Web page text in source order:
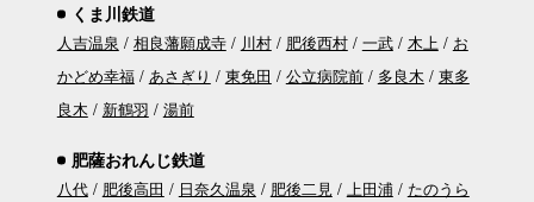
くま川鉄道
人吉温泉 相良藩願成寺 川村 肥後西村 一武 木上
お
かどめ幸福
あさぎり 東免田 公立病院前 多良木
東多
良木
新鶴羽 湯前
肥薩おれんじ鉄道
八代 肥後高田 日奈久温泉 肥後二見 上田浦
たのうら